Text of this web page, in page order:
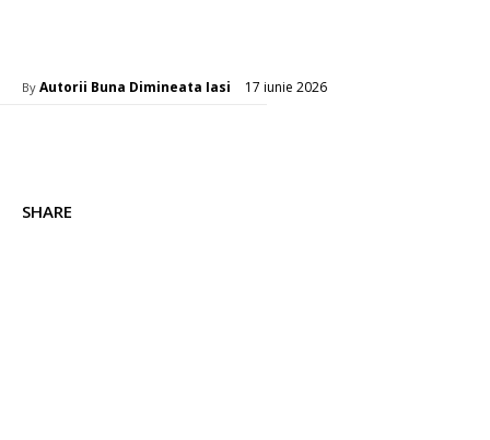
By Autorii Buna Dimineata Iasi 17 iunie 2026
SHARE